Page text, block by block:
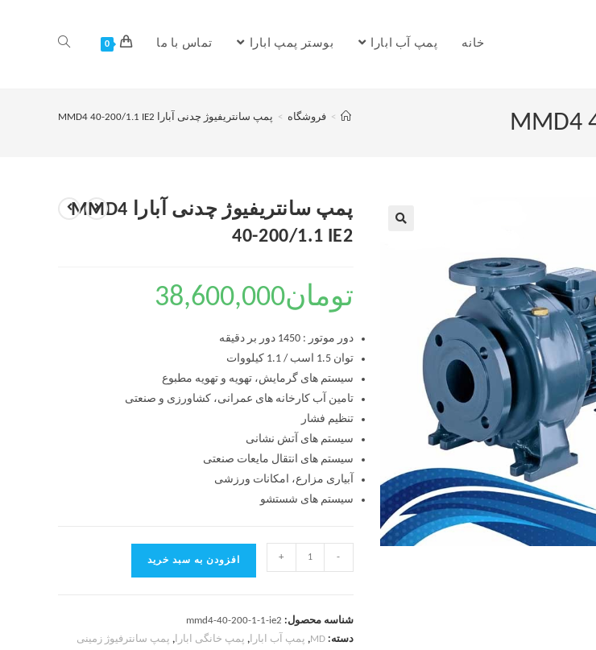
خانه پمپ آب ابارا بوستر پمپ ابارا تماس با ما 0
> فروشگاه > پمپ سانتریفیوژ چدنی آبارا MMD4 40-200/1.1 IE2
پمپ سانتریفیوژ چدنی آبارا MMD4
40-200/1.1 IE2
تومان38,600,000
دور موتور : 1450 دور بر دقیقه
توان 1.5 اسب / 1.1 کیلووات
سیستم های گرمایش، تهویه و تهویه مطبوع
تامین آب کارخانه های عمرانی، کشاورزی و صنعتی
تنظیم فشار
سیستم های آتش نشانی
سیستم های انتقال مایعات صنعتی
آبیاری مزارع، امکانات ورزشی
سیستم های شستشو
-
+ افزودن به سبد خرید
شناسه محصول: mmd4-40-200-1-1-ie2
دسته:MD
, پمپ آب ابارا, پمپ خانگی ابارا, پمپ سانترفیوژ زمینی